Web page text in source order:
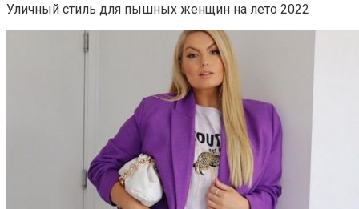
Уличный стиль для пышных женщин на лето 2022